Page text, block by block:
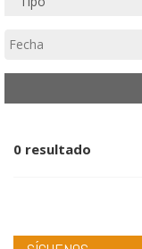
0 resultado